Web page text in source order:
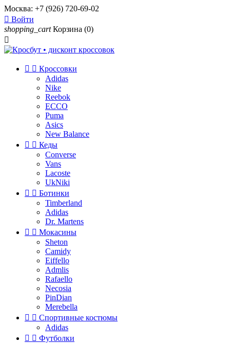
Москва: +7 (926) 720-69-02
 Войти
shopping_cart Корзина (0)

  Кроссовки
Adidas
Nike
Reebok
ECCO
Puma
Asics
New Balance
  Кеды
Converse
Vans
Lacoste
UkNiki
  Ботинки
Timberland
Adidas
Dr. Martens
  Мокасины
Sheton
Camidy
Eiffello
Admlis
Rafaello
Necosia
PinDian
Merebella
  Спортивные костюмы
Adidas
  Футболки